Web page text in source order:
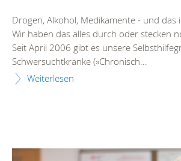
Drogen, Alkohol, Medikamente - und das
Wir haben das alles durch oder stecken
Seit April 2006 gibt es unsere
Schwersuchtkranke (»Chronisch...
Weiterlesen